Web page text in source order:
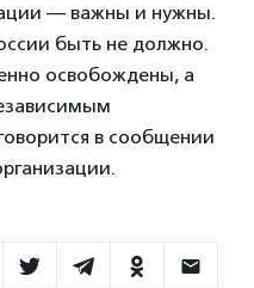
— важны и нужны.
быть не должно.
освобождены, а
в сообщении